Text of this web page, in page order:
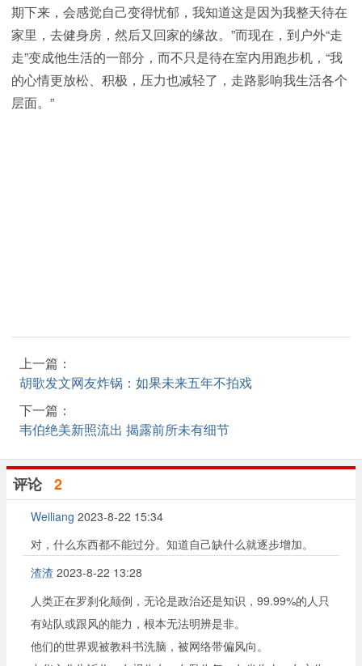
期下来，会感觉自己变得忧郁，我知道这是因为我整天待在
家里，去健身房，然后又回家的缘故。”而现在，到户外“走
走”变成他生活的一部分，而不只是待在室内用跑步机，“我
的心情更放松、积极，压力也减轻了，走路影响我生活各个
层面。”
上一篇：
胡歌发文网友炸锅：如果未来五年不拍戏
下一篇：
韦伯绝美新照流出 揭露前所未有细节
评论 2
Weiliang 2023-8-22 15:34
对，什么东西都不能过分。知道自己缺什么就逐步增加。
渣渣 2023-8-22 13:28
人类正在罗刹化颠倒，无论是政治还是知识，99.99%的人只
有站队或跟风的能力，根本无法明辨是非。
他们的世界观被教科书洗脑，被网络带偏风向。